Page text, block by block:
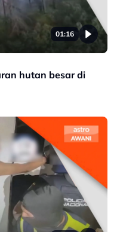
01:16
hutan besar di